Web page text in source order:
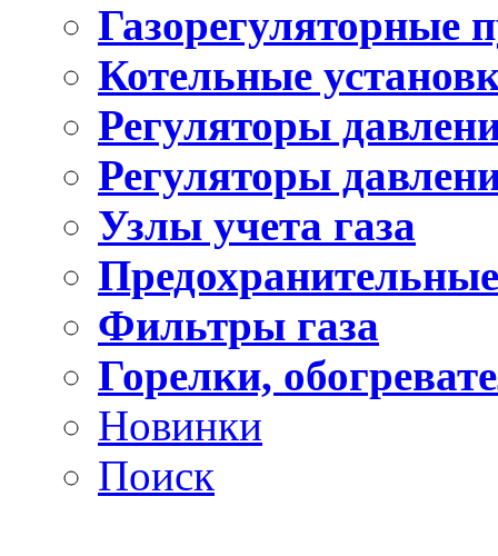
Газорегуляторные
Котельные
Регуляторы
Регуляторы
Узлы учета газа
Фильтры газа
Горелки,
Новинки
Поиск